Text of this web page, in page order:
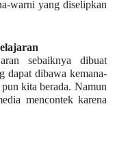
warni yang diselipkan
sebaiknya dibuat
dapat dibawa kemana-
kita berada. Namun
mencontek karena